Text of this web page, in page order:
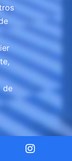
de
Facebook